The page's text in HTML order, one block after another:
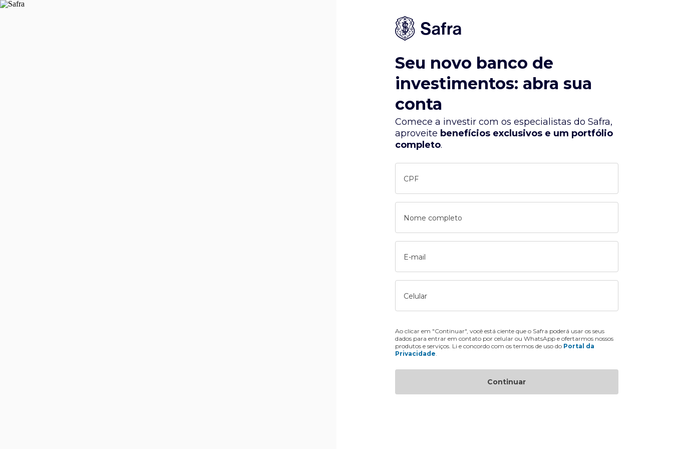
Seu novo banco de
investimentos: abra sua
conta
Comece a investir com os especialistas do Safra,
aproveite benefícios exclusivos e um portfólio
completo.
CPF
Nome completo
E-mail
Celular
Ao clicar em "Continuar", você está ciente que o Safra poderá usar os seus
dados para entrar em contato por celular ou WhatsApp e ofertarmos nossos
produtos e serviços. Li e concordo com os termos de uso do Portal da
Privacidade
Continuar